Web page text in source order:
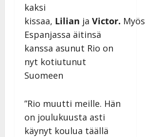
kaksi
kissaa, Lilian ja Victor. Myös
Espanjassa äitinsä
kanssa asunut Rio on
nyt kotiutunut
Suomeen
”Rio muutti meille. Hän
on joulukuusta asti
käynyt koulua täällä